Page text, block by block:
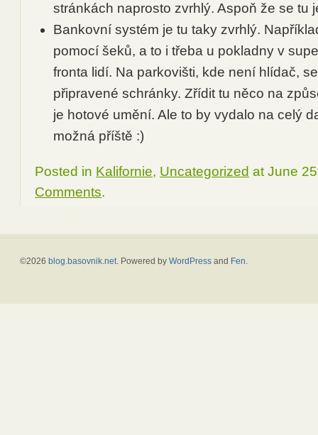
stránkách naprosto zvrhlý. Aspoň že se tu
Bankovní systém je tu taky zvrhlý.
pomocí šeků, a to i třeba u pokladny v
fronta lidí. Na parkovišti, kde není hlídač,
připravené schránky. Zřídit tu něco na
je hotové umění. Ale to by vydalo na celý
možná příště :)
Posted in Kalifornie, Uncategorized at June
Comments.
©2026 blog.basovnik.net. Powered by WordPressand Fen.